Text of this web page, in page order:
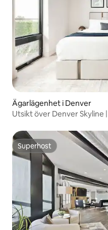
Ägarlägenhet i Denver
Utsikt över Denver Skyline
Superhost
Superhost